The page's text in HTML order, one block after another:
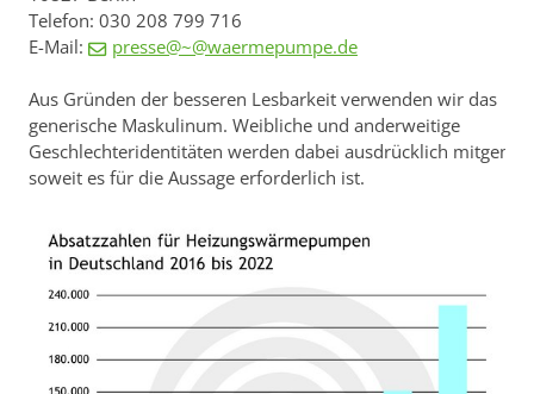
Telefon: 030 208 799 716
E-Mail:
presse@~@waermepumpe.de
Aus Gründen der besseren Lesbarkeit verwenden wir das
generische Maskulinum. Weibliche und anderweitige
Geschlechteridentitäten werden dabei ausdrücklich
soweit es für die Aussage erforderlich ist.